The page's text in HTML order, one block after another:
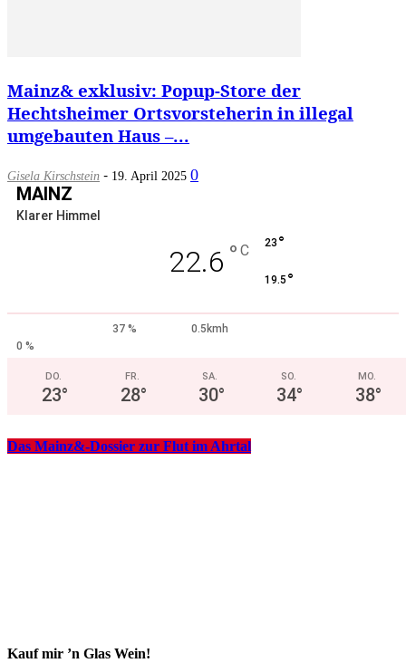
Mainz& exklusiv: Popup-Store der
Hechtsheimer Ortsvorsteherin in illegal
umgebauten Haus –...
Gisela Kirschstein - 19. April 2025 0
MAINZ
Klarer Himmel
22.6 ° C 23 °
19.5 °
37 %
0.5kmh
0 %
DO.
23°
FR.
28°
SA.
30°
SO.
34°
MO.
38°
Das Mainz&-Dossier zur Flut im Ahrtal
Kauf mir ’n Glas Wein!